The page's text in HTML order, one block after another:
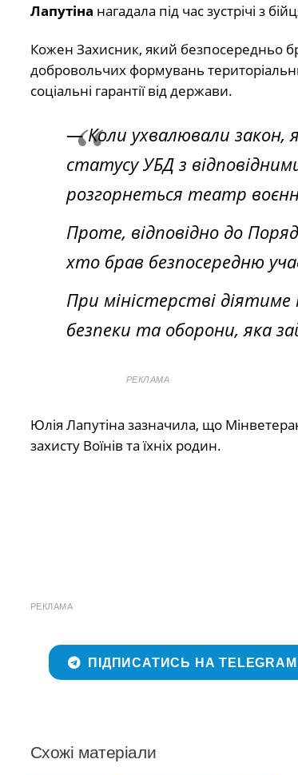
Лапутіна нагадала під час зустрічі з
Кожен Захисник, який безпосередньо
добровольчих формувань
соціальні гарантії від держави.
— Коли ухвалювали закон,
статусу УБД з
розгорнеться театр
Проте, відповідно до
хто брав безпосередню
При міністерстві діятиме
безпеки та оборони, яка
РЕКЛАМА
Юлія Лапутіна зазначила, що
захисту Воїнів та їхніх родин.
РЕКЛАМА
ПІДПИСАТИСЬ НА
Схожі матеріали